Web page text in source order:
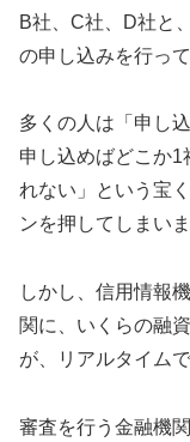
B社、C社、D社と
の申し込みを行っ
多くの人は「申し
申し込めばどこか1
れない」という宝
ンを押してしまいま
しかし、信用情報
関に、いくらの融
が、リアルタイム
審査を行う金融機